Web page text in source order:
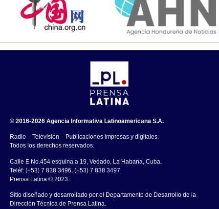
© 2016-2026 Agencia Informativa Latinoamericana S.A.
Radio – Televisión – Publicaciones impresas y digitales.
Todos los derechos reservados.
Calle E No.454 esquina a 19, Vedado, La Habana, Cuba.
Teléf: (+53) 7 838 3496, (+53) 7 838 3497
Prensa Latina © 2023 .
Sitio diseñado y desarrollado por el Departamento de Desarrollo de la
Dirección Técnica de Prensa Latina.